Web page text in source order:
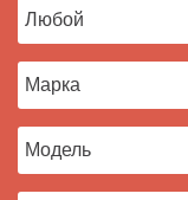
Новости
Все для авто
Загрузить